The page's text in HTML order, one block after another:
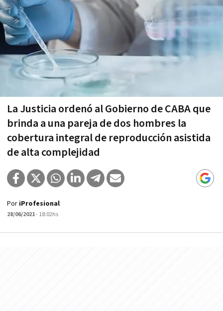
La Justicia ordenó al Gobierno de CABA que
brinda a una pareja de dos hombres la
cobertura integral de reproducción asistida
de alta complejidad
Por iProfesional
28/06/2021- 18:02hs